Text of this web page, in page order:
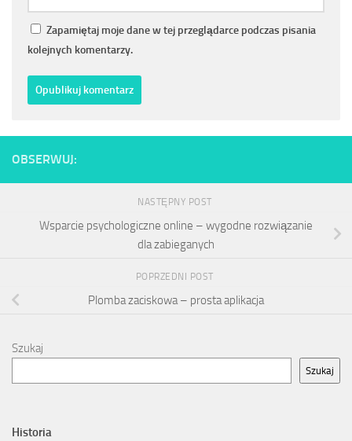
Zapamiętaj moje dane w tej przeglądarce podczas pisania
kolejnych komentarzy.
OBSERWUJ:
NASTĘPNY POST
Wsparcie psychologiczne online – wygodne rozwiązanie
dla zabieganych
POPRZEDNI POST
Plomba zaciskowa – prosta aplikacja
Szukaj
Szukaj
Historia